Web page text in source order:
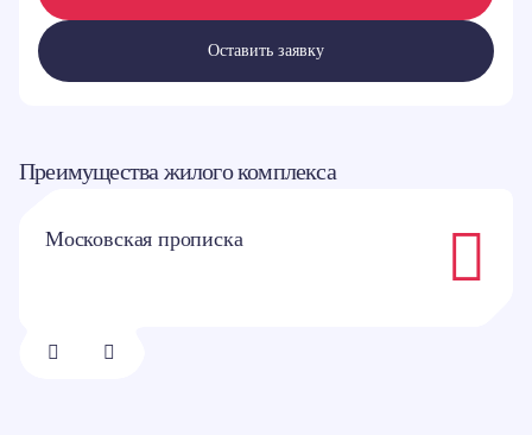
Оставить заявку
Преимущества жилого комплекса
Московская прописка